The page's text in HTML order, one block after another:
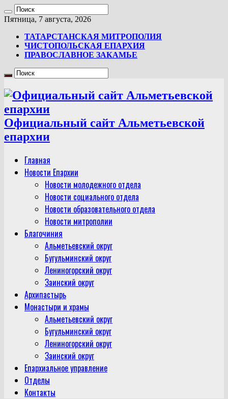
Пятница, 7 августа, 2026
ТАТАРСТАНСКАЯ МИТРОПОЛИЯ
ЧИСТОПОЛЬСКАЯ ЕПАРХИЯ
ПРАВОСЛАВНОЕ ЗАКАМЬЕ
Официальный сайт Альметьевской
епархии
Главная
Новости Епархии
Новости молодежного отдела
Новости социального отдела
Новости образовательного отдела
Новости митрополии
Благочиния
Альметьевский округ
Бугульминский округ
Лениногорский округ
Заинский округ
Архипастырь
Монастыри и храмы
Альметьевский округ
Бугульминский округ
Лениногорский округ
Заинский округ
Епархиальное управление
Отделы
Контакты